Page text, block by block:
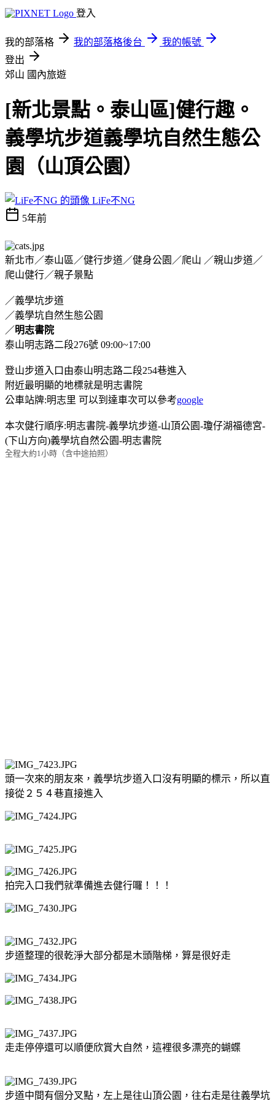
登入
我的部落格 我的部落格後台
我的帳號
登出
郊山 國內旅遊
[新北景點。泰山區]健行趣。
義學坑步道義學坑自然生態公
園（山頂公園）
LiFe不NG
5年前
新北市／泰山區／健行步道／健身公園／爬山 ／親山步道／
爬山健行／親子景點
／義學坑步道
／義學坑自然生態公園
／明志書院
泰山明志路二段276號 09:00~17:00
登山步道入口由泰山明志路二段254巷進入
附近最明顯的地標就是明志書院
公車站牌:明志里 可以到達車次可以參考google
本次健行順序:明志書院-義學坑步道-山頂公園-瓊仔湖福德宮-
(下山方向)義學坑自然公園-明志書院
全程大約1小時（含中途拍照）
頭一次來的朋友來，義學坑步道入口沒有明顯的標示，所以直
接從２５４巷直接進入
拍完入口我們就準備進去健行囉！！！
步道整理的很乾淨大部分都是木頭階梯，算是很好走
走走停停還可以順便欣賞大自然，這裡很多漂亮的蝴蝶
步道中間有個分叉點，左上是往山頂公園，往右走是往義學坑